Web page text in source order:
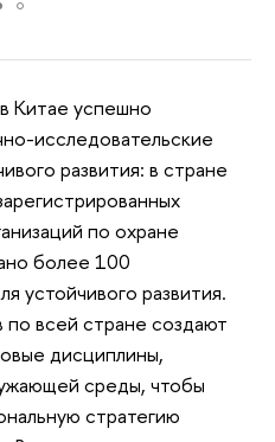
Китае успешно
исследовательские
развития: в стране
по охране
более 100
устойчивого развития.
всей стране создают
дисциплины,
среды, чтобы
стратегию